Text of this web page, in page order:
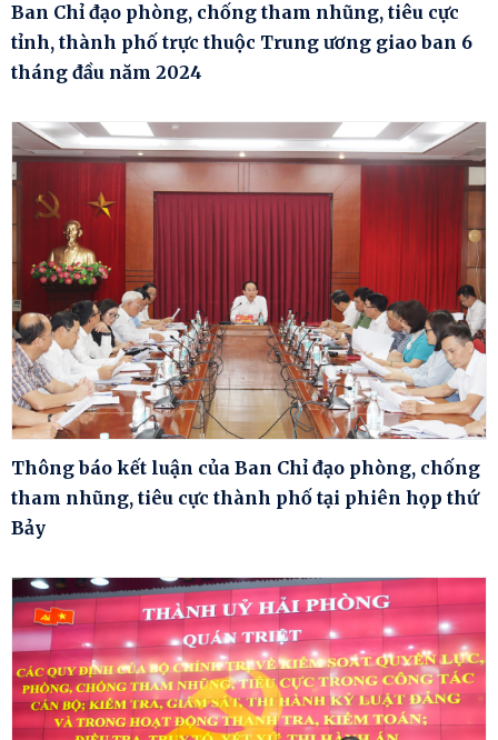
Ban Chỉ đạo phòng, chống tham nhũng, tiêu cực
tỉnh, thành phố trực thuộc Trung ương giao ban 6
tháng đầu năm 2024
Thông báo kết luận của Ban Chỉ đạo phòng, chống
tham nhũng, tiêu cực thành phố tại phiên họp thứ
Bảy